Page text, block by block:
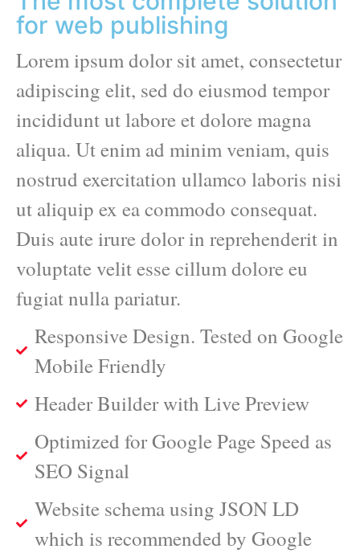
for web publishing
Lorem ipsum dolor sit amet, consectetur
adipiscing elit, sed do eiusmod tempor
incididunt ut labore et dolore magna
aliqua. Ut enim ad minim veniam, quis
nostrud exercitation ullamco laboris nisi
ut aliquip ex ea commodo consequat.
Duis aute irure dolor in reprehenderit in
voluptate velit esse cillum dolore eu
fugiat nulla pariatur.
Responsive Design. Tested on Google
Mobile Friendly
Header Builder with Live Preview
Optimized for Google Page Speed as
SEO Signal
Website schema using JSON LD
which is recommended by Google